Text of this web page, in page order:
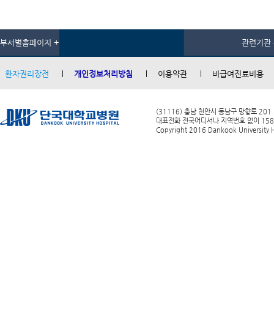
부서별홈페이지 + 관련기관
환자권리장전 개인정보처리방침 이용약관 비급여진료비용
(31116) 충남 천안시 동남구 망향로 201
대표전화 전국어디서나 지역번호 없이
Copyright 2016 Dankook University